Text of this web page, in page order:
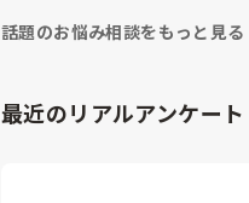
話題のお悩み相談をもっと見る
最近のリアルアンケート